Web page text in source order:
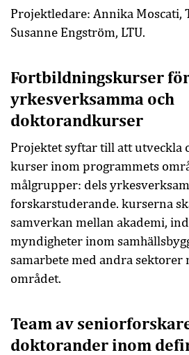
Projektledare: Annika Moscati,
Susanne Engström, LTU.
Fortbildningskurser
yrkesverksamma och
doktorandkurser
Projektet syftar till att utveckla
kurser inom programmets
målgrupper: dels
forskarstuderande. kurserna
samverkan mellan akademi,
myndigheter inom
samarbete med andra
området.
Team av
doktorander inom